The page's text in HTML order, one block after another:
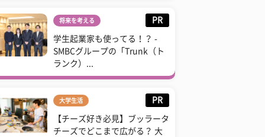
将来を考える PR
学生起業家も使ってる！？ -
SMBCグループの「Trunk（ト
ランク）...
大学生活 PR
【チーズ好き必見】ブッラータ
チーズでどこまで広がる？ 大